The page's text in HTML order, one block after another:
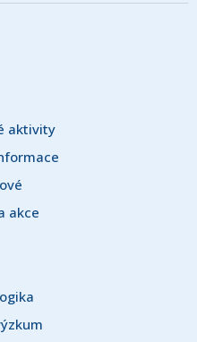
aktivity
akce